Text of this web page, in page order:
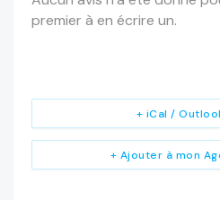
premier à en écrire un.
+ Ajouter à mon
+ iCal /